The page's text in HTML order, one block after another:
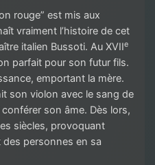
rouge” est mis aux
vraiment l’histoire de cet
italien Bussoti. Au XVIIe
parfait pour son futur fils.
emportant la mère.
son violon avec le sang de
son âme. Dès lors,
siècles, provoquant
des personnes en sa